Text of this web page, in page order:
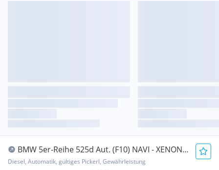
BMW 5er-Reihe 525d Aut. (F10) NAVI - XENON -
SHZ
Diesel, Automatik, gültiges Pickerl, Gewährleistung